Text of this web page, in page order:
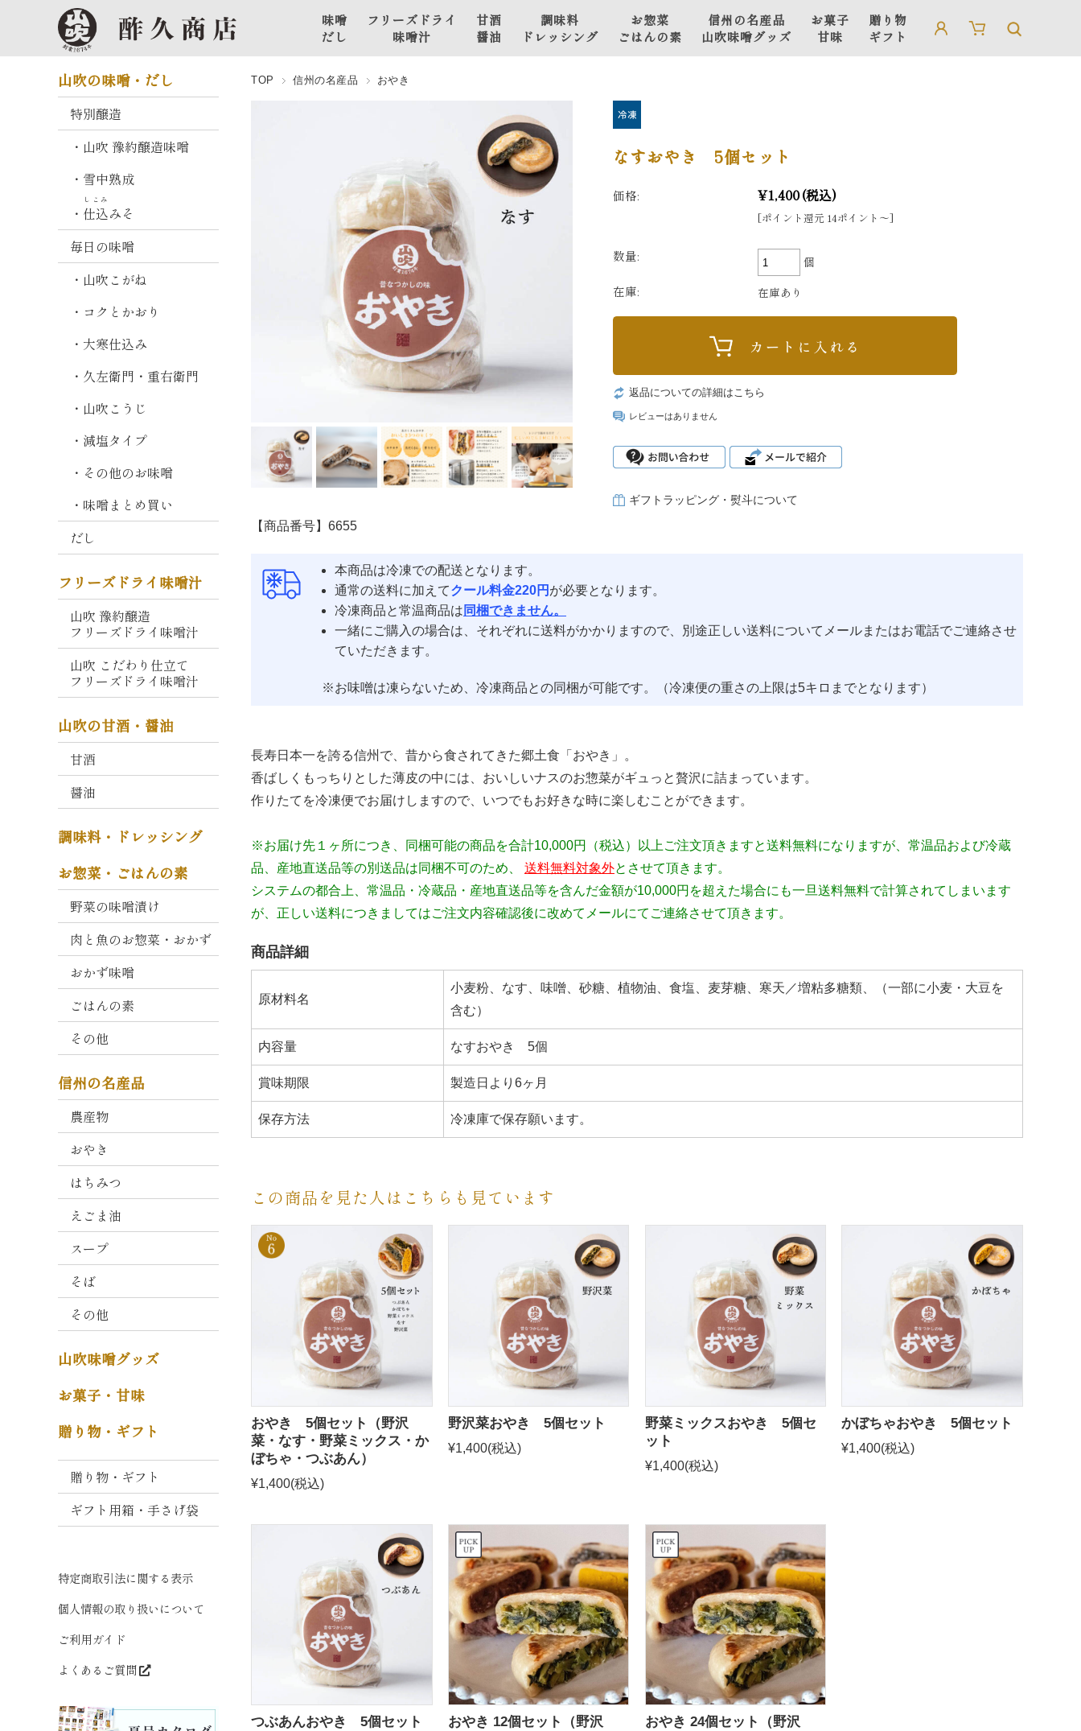
味噌
だし
別
雪
中
熟
込
み
そ
日
味
噌
山
吹
こ
ね
と
か
お
大
寒
仕
込
う
じ
塩
タ
イ
プ
そ
の
他
味
噌
だ
し
フリーズドライ
味噌汁
フリーズドライ味噌汁
フリーズドライ味噌汁
甘酒
醤油
醤
油
調味料
ドレッシング
お惣菜
ごはんの素
肉と魚のお
ず
おかず味噌
その他
信州の名産品
山吹味噌グッズ
お菓子
甘味
贈り物
ギフト
TOP 信州の名産品 おやき
なすおやき 5個セット
価格: ¥1,400(税込)
[ポイント還元 14ポイント〜]
数量: 個
在庫: 在庫あり
返品についての詳細はこちら
レビューはありません
ギフトラッピング・熨斗について
【商品番号】6655
本商品は冷凍での配送となります。
通常の送料に加えてクール料金220円 が必要となります。
冷凍商品と常温商品は 同梱できません。
一緒にご購入の場合は、それぞれに送料がかかりますので、別途正しい送料についてメールまたはお電話でご連絡させ
ていただきます。
※お味噌は凍らないため、冷凍商品との同梱が可能です。（冷凍便の重さの上限は5キロまでとなります）
長寿日本一を誇る信州で、昔から食されてきた郷土食「おやき」。
香ばしくもっちりとした薄皮の中には、おいしいナスのお惣菜がギュっと贅沢に詰まっています。
作りたてを冷凍便でお届けしますので、いつでもお好きな時に楽しむことができます。
※お届け先１ヶ所につき、同梱可能の商品を合計10,000円（税込）以上ご注文頂きますと送料無料になりますが、常温品および冷蔵
品、産地直送品等の別送品は同梱不可のため、
送料無料対象外とさせて頂きます。
システムの都合上、常温品・冷蔵品・産地直送品等を含んだ金額が10,000円を超えた場合にも一旦送料無料で計算されてしまいます
が、正しい送料につきましてはご注文内容確認後に改めてメールにてご連絡させて頂きます。
商品詳細
原材料名
小麦粉、なす、味噌、砂糖、植物油、食塩、麦芽糖、寒天／増粘多糖類、（一部に小麦・大豆を
含む）
内容量 なすおやき 5個
賞味期限 製造日より6ヶ月
保存方法 冷凍庫で保存願います。
この商品を見た人はこちらも見ています
おやき 5個セット（野沢
菜・なす・野菜ミックス・か
ぼちゃ・つぶあん）
¥1,400(税込)
野沢菜おやき 5個セット
¥1,400(税込)
野菜ミックスおやき 5個セ
ット
¥1,400(税込)
かぼちゃおやき 5個セット
¥1,400(税込)
つぶあんおやき 5個セット
おやき 12個セット（野沢
おやき 24個セット（野沢
山吹の味噌・だし
特別醸造
・山吹 豫約醸造味噌
・雪中熟成
・ 仕込
しこみ
みそ
毎日の味噌
・山吹こがね
・コクとかおり
・大寒仕込み
・久左衛門・重右衛門
・山吹こうじ
・減塩タイプ
・その他のお味噌
・味噌まとめ買い
だし
フリーズドライ味噌汁
山吹 豫約醸造
フリーズドライ味噌汁
山吹 こだわり仕立て
フリーズドライ味噌汁
山吹の甘酒・醤油
甘酒
醤油
調味料・ドレッシング
お惣菜・ごはんの素
野菜の味噌漬け
肉と魚のお惣菜・おかず
おかず味噌
ごはんの素
その他
信州の名産品
農産物
おやき
はちみつ
えごま油
スープ
そば
その他
山吹味噌グッズ
お菓子・甘味
贈り物・ギフト
贈り物・ギフト
ギフト用箱・手さげ袋
特定商取引法に関する表示
個人情報の取り扱いについて
ご利用ガイド
よくあるご質問